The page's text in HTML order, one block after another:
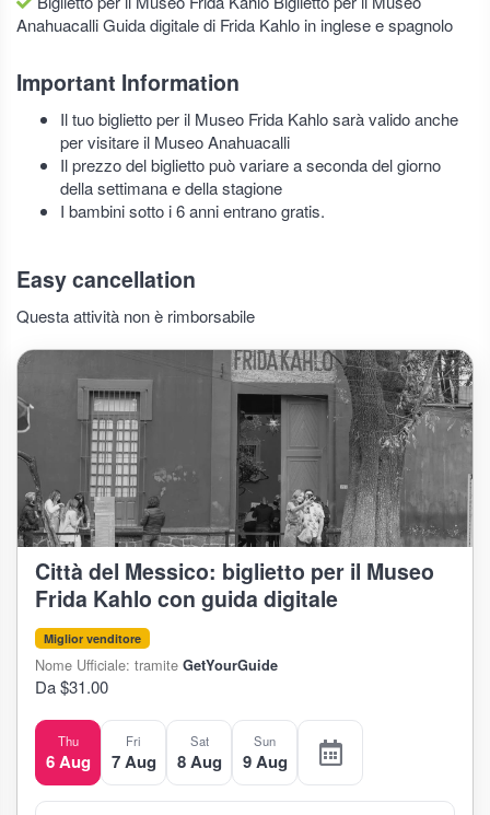
Anahuacalli Guida digitale di Frida Kahlo in inglese e spagnolo
Important Information
Il tuo biglietto per il Museo Frida Kahlo sarà valido anche
per visitare il Museo Anahuacalli
Il prezzo del biglietto può variare a seconda del giorno
della settimana e della stagione
I bambini sotto i 6 anni entrano gratis.
Easy cancellation
Questa attività non è rimborsabile
Città del Messico: biglietto per il Museo
Frida Kahlo con guida digitale
Miglior venditore
Nome Ufficiale: tramite GetYourGuide
Da $31.00
Thu
6 Aug
Fri
7 Aug
Sat
8 Aug
Sun
9 Aug